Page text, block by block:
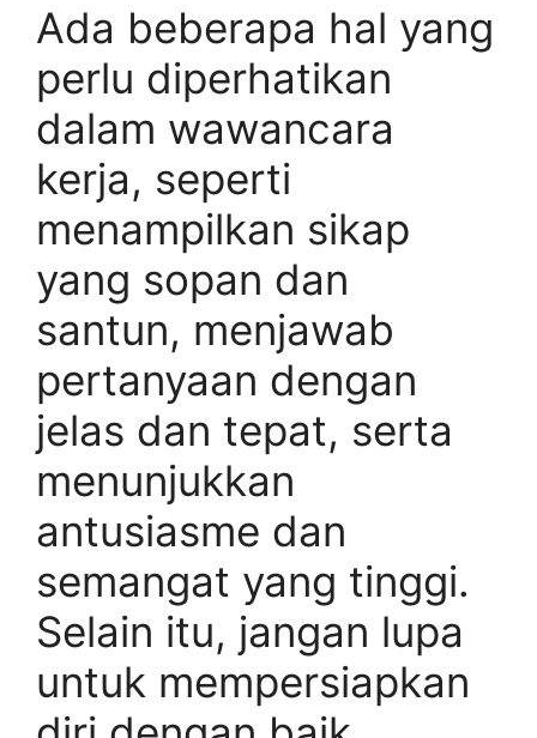
Ada beberapa hal yang
perlu diperhatikan
dalam wawancara
kerja, seperti
menampilkan sikap
yang sopan dan
santun, menjawab
pertanyaan dengan
jelas dan tepat, serta
menunjukkan
antusiasme dan
semangat yang tinggi.
Selain itu, jangan lupa
untuk mempersiapkan